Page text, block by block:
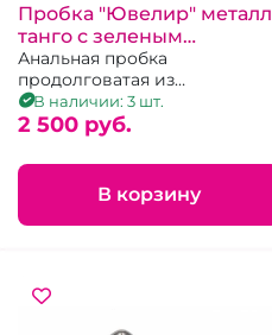
Пробка "Ювелир" металл
танго с зеленым
кристаллом
Анальная пробка
продолговатая из
золотистого металла.
В наличии: 3 шт.
2 500 pуб.
В корзину